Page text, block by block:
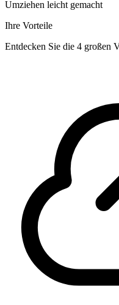
Umziehen leicht gemacht
Ihre Vorteile
Entdecken Sie die 4 großen